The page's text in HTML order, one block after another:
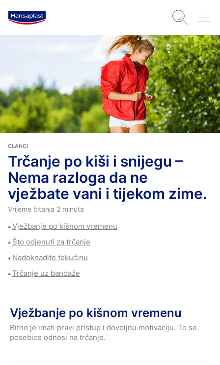
CLANCI
Trčanje po kiši i snijegu –
Nema razloga da ne
vježbate vani i tijekom zime.
Vrijeme čitanja 2 minuta
Vježbanje po kišnom vremenu
Što odjenuti za trčanje
Nadoknadite tekućinu
Trčanje uz bandaže
Vježbanje po kišnom vremenu
Bitno je imati pravi pristup i dovoljnu motivaciju. To se
posebice odnosi na trčanje.